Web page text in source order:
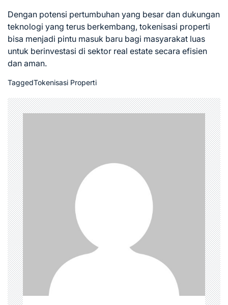
Dengan potensi pertumbuhan yang besar dan dukungan
teknologi yang terus berkembang, tokenisasi properti
bisa menjadi pintu masuk baru bagi masyarakat luas
untuk berinvestasi di sektor real estate secara efisien
dan aman.
TaggedTokenisasi Properti